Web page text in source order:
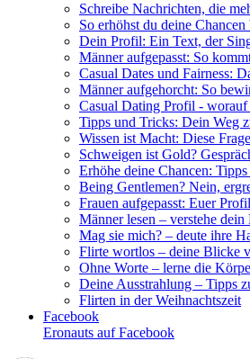
Schreibe Nachrichten, die
So erhöhst du deine
Dein Profil: Ein Text, der
Männer aufgepasst: So
Casual Dates und Fairness:
Männer aufgehorcht: So
Casual Dating Profil - worauf
Tipps und Tricks: Dein Weg
Wissen ist Macht: Diese
Schweigen ist Gold?
Erhöhe deine Chancen:
Being Gentlemen? Nein,
Frauen aufgepasst: Euer
Männer lesen – verstehe dein
Mag sie mich? – deute ihre
Flirte wortlos – deine Blicke
Ohne Worte – lerne die
Deine Ausstrahlung – Tipps
Flirten in der Weihnachtszeit
Facebook
Eronauts auf Facebook